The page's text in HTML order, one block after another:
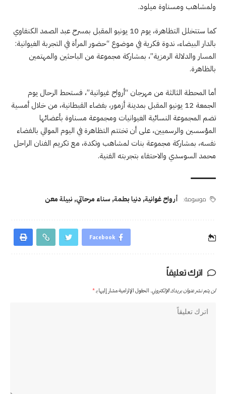
ولمشاهب ومسناوة ميلود.
كما ستتخلل التظاهرة، يوم 10 يونيو المقبل بمسرح عبد الصمد الكنفاوي
بالدار البيضاء، ندوة فكرية في موضوع “حضور المرأة في التجربة الغيوانية:
المسار والدلالة الرمزية”، بمشاركة مجموعة من الباحثين والمهتمين
بالظاهرة.
أما المحطة الثالثة من مهرجان “أرواح غيوانية”، فستحط الرحال يوم
الجمعة 12 يونيو المقبل بمدينة أزمور، بفضاء القبطانية، من خلال أمسية
تضم المجموعة النسائية الغيوانيات ومجموعة مسناوة بأعضائها
المؤسسين والرسميين، على أن تختتم التظاهرة في اليوم الموالي بالفضاء
نفسه، بمشاركة مجموعة بنات لمشاهب وتكدة، مع تكريم الفنان الراحل
محمد السوسدي والاحتفاء بتجربته الفنية.
موسومة: أرواح غوانية, دنيا بطمة, سناء مرحاتي,نبيلة معن
Facebook
اترك تعليقاً
لن يتم نشر عنوان بريدك الإلكتروني. الحقول الإلزامية مشار إليها بـ*